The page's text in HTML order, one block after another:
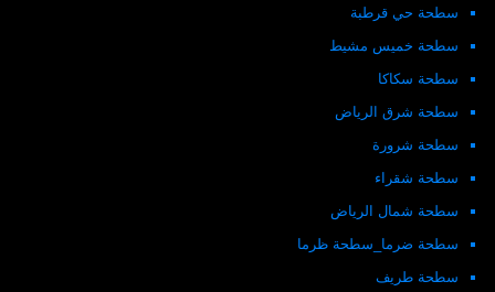
سطحة حي قرطبة
سطحة خميس مشيط
سطحة سكاكا
سطحة شرق الرياض
سطحة شرورة
سطحة شقراء
سطحة شمال الرياض
سطحة ضرما_سطحة ظرما
سطحة طريف